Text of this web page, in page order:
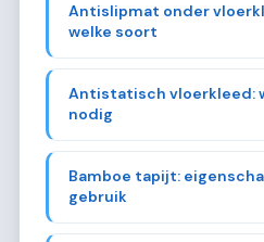
Antislipmat onder
welke soort
Antistatisch vloerkleed:
nodig
Bamboe tapijt:
gebruik